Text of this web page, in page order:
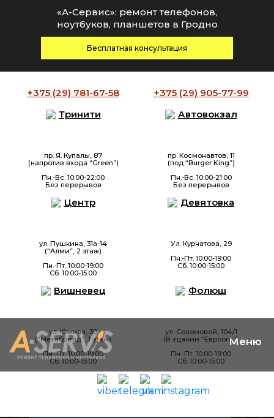
+375 (29) 781-67-58 +375 (29) 905-77-99
Тринити
пр. Я. Купалы, 87
(напротив входа “Green”)
Пн.-Вс. 10:00-22:00
Без перерывов
Автовокзал
пр. Космонавтов, 11
(под “Burger King”)
Пн.-Вс. 10:00-21:00
Без перерывов
Центр
ул. Пушкина, 31а-14
(“Алми”, 2 этаж)
Пн.-Пт. 10:00-19:00
Сб. 10:00-15:00
Девятовка
Ул. Курчатова, 29
Пн.-Пт. 10:00-19:00
Сб. 10:00-15:00
Вишневец
ул. Южная, 30
(“Мегабренд”, 1 этаж)
Пн.-Пт. 10:00-19:00
Сб. 10:00-15:00
Фолюш
ул. Соломовой, 104/1
(В здании “Евроопт”)
Пн.-Пт. 10:00-19:00
Сб. 10:00-15:00
«А-Сервис»: ремонт телефонов,
ноутбуков, планшетов в Гродно
Бесплатная консультация